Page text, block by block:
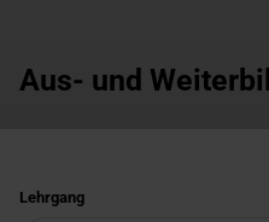
Aus- und
Lehrgang